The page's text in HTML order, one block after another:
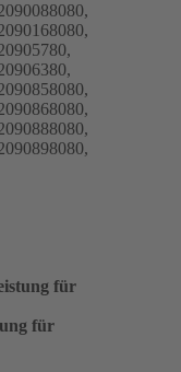
für
für